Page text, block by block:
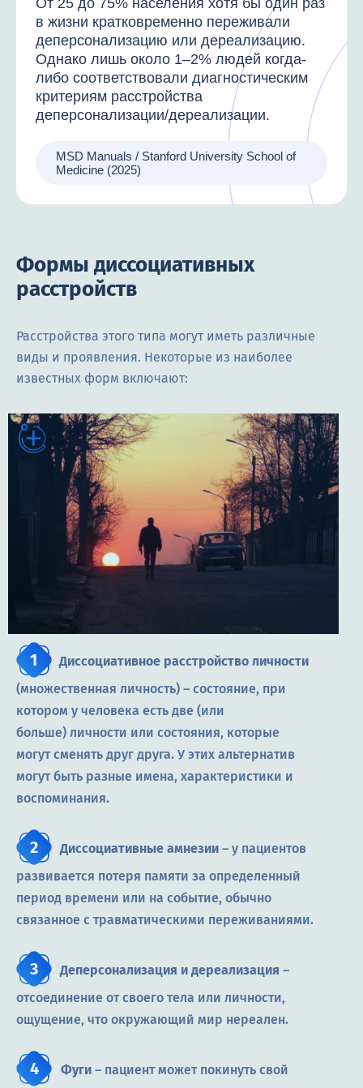
От 25 до 75% населения хотя бы один раз
в жизни кратковременно переживали
деперсонализацию или дереализацию.
Однако лишь около 1–2% людей когда-
либо соответствовали диагностическим
критериям расстройства
деперсонализации/дереализации.
MSD Manuals / Stanford University School of
Medicine (2025)
Формы диссоциативных
расстройств
Расстройства этого типа могут иметь различные
виды и проявления. Некоторые из наиболее
известных форм включают:
Диссоциативное расстройство личности
(множественная личность) – состояние, при
котором у человека есть две (или
больше) личности или состояния, которые
могут сменять друг друга. У этих альтернатив
могут быть разные имена, характеристики и
воспоминания.
Диссоциативные амнезии – у пациентов
развивается потеря памяти за определенный
период времени или на событие, обычно
связанное с травматическими переживаниями.
Деперсонализация и дереализация –
отсоединение от своего тела или личности,
ощущение, что окружающий мир нереален.
Фуги – пациент может покинуть свой